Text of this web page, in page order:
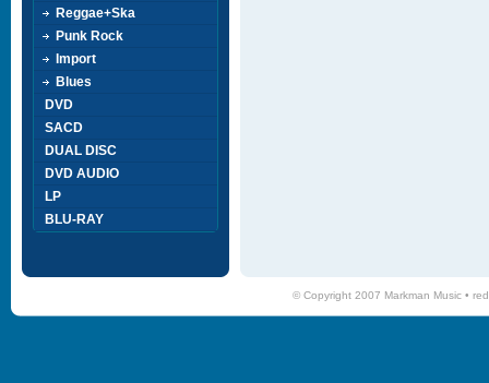
Reggae+Ska
Punk Rock
Import
Blues
DVD
SACD
DUAL DISC
DVD AUDIO
LP
BLU-RAY
© Copyright 2007 Markman Music •